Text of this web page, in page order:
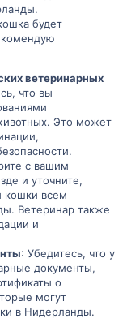
будет
ветеринарных
что вы
Это может
с вашим
и уточните,
кошки всем
Ветеринар также
и
: Убедитесь, что у
документы,
о
могут
в Нидерланды.